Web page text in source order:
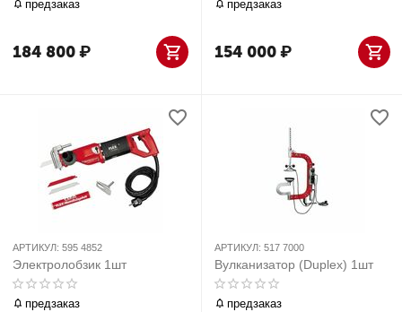
предзаказ
184 800₽
предзаказ
154 000₽
АРТИКУЛ: 595 4852
Электролобзик 1шт
предзаказ
АРТИКУЛ: 517 7000
Вулканизатор (Duplex) 1шт
предзаказ